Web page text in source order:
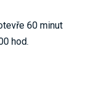
60 minut
hod.